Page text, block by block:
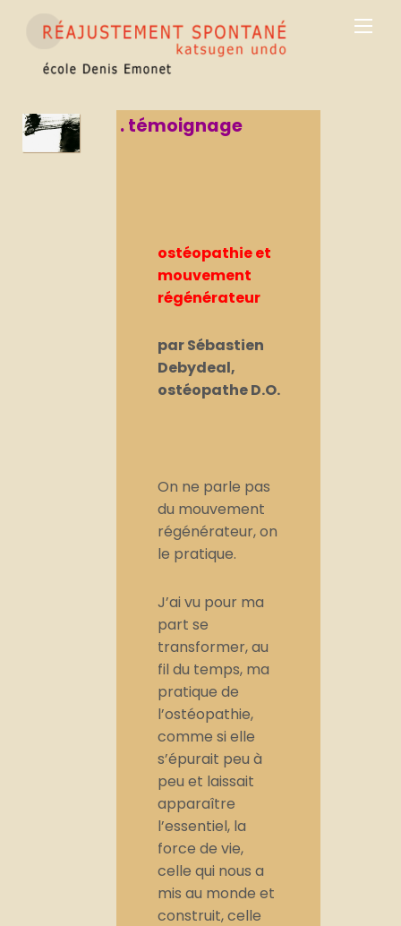
. témoignage
ostéopathie et
mouvement
régénérateur
par Sébastien
Debydeal,
ostéopathe D.O.
On ne parle pas
du mouvement
régénérateur, on
le pratique.
J’ai vu pour ma
part se
transformer, au
fil du temps, ma
pratique de
l’ostéopathie,
comme si elle
s’épurait peu à
peu et laissait
apparaître
l’essentiel, la
force de vie,
celle qui nous a
mis au monde et
construit, celle